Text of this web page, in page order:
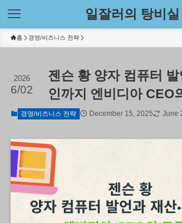
일잘러의 탕비실
홈 경영/비즈니스 전략
젠슨 황 양자 컴퓨터 발
인까지 엔비디아 CEO
2026
6/02
경영/비즈니스 전략 December 15, 2025 June